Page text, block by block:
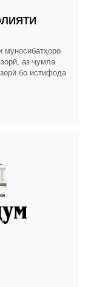
муносибатҳоро
аз ҷумла
бо истифода